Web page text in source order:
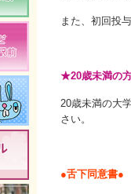
また、初回投
★20歳未満の
20歳未満の大
さい。
●舌下同意書●